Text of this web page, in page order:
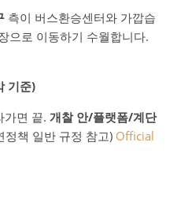
측이 버스환승센터와 가깝습
으로 이동하기 수월합니다.
기준)
가면 끝. 개찰 안/플랫폼/계단
정책 일반 규정 참고) Official